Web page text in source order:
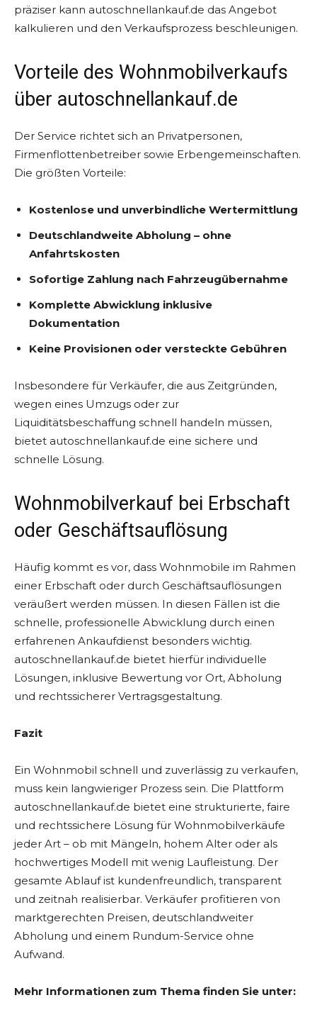
präziser kann autoschnellankauf.de das Angebot
kalkulieren und den Verkaufsprozess beschleunigen.
Vorteile des Wohnmobilverkaufs
über autoschnellankauf.de
Der Service richtet sich an Privatpersonen,
Firmenflottenbetreiber sowie Erbengemeinschaften.
Die größten Vorteile:
Kostenlose und unverbindliche Wertermittlung
Deutschlandweite Abholung – ohne
Anfahrtskosten
Sofortige Zahlung nach Fahrzeugübernahme
Komplette Abwicklung inklusive
Dokumentation
Keine Provisionen oder versteckte Gebühren
Insbesondere für Verkäufer, die aus Zeitgründen,
wegen eines Umzugs oder zur
Liquiditätsbeschaffung schnell handeln müssen,
bietet autoschnellankauf.de eine sichere und
schnelle Lösung.
Wohnmobilverkauf bei Erbschaft
oder Geschäftsauflösung
Häufig kommt es vor, dass Wohnmobile im Rahmen
einer Erbschaft oder durch Geschäftsauflösungen
veräußert werden müssen. In diesen Fällen ist die
schnelle, professionelle Abwicklung durch einen
erfahrenen Ankaufdienst besonders wichtig.
autoschnellankauf.de bietet hierfür individuelle
Lösungen, inklusive Bewertung vor Ort, Abholung
und rechtssicherer Vertragsgestaltung.
Fazit
Ein Wohnmobil schnell und zuverlässig zu verkaufen,
muss kein langwieriger Prozess sein. Die Plattform
autoschnellankauf.de bietet eine strukturierte, faire
und rechtssichere Lösung für Wohnmobilverkäufe
jeder Art – ob mit Mängeln, hohem Alter oder als
hochwertiges Modell mit wenig Laufleistung. Der
gesamte Ablauf ist kundenfreundlich, transparent
und zeitnah realisierbar. Verkäufer profitieren von
marktgerechten Preisen, deutschlandweiter
Abholung und einem Rundum-Service ohne
Aufwand.
Mehr Informationen zum Thema finden Sie unter: